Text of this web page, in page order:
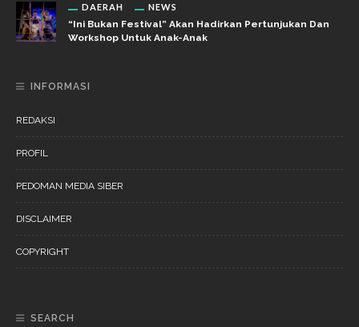
DAERAH NEWS
“Ini Bukan Festival” Akan Hadirkan Pertunjukan Dan
Workshop Untuk Anak-Anak
INFORMASI
REDAKSI
PROFIL
PEDOMAN MEDIA SIBER
DISCLAIMER
COPYRIGHT
SEARCH